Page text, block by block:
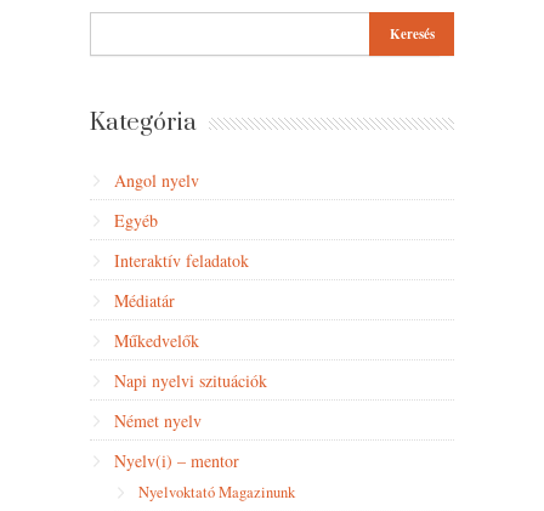
Kategória
Angol nyelv
Egyéb
Interaktív feladatok
Médiatár
Műkedvelők
Napi nyelvi szituációk
Német nyelv
Nyelv(i) – mentor
Nyelvoktató Magazinunk